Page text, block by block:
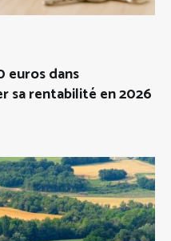
euros dans
sa rentabilité en 2026